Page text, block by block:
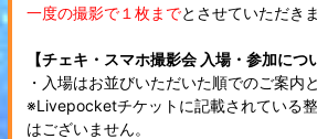
一度の撮影で１枚までとさせていただきま
【チェキ・スマホ撮影会 入場・参加につ
・入場はお並びいただいた順でのご案内
※Livepocketチケットに記載されている
はございません。